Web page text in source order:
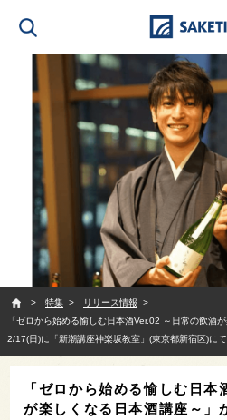
特集
リリース情報
「ゼロから始める愉しむ日本酒Ver.02 ～日常の飲酒
2/17(日)に「新潮講座神楽坂教室」(東京都新宿区)に
「ゼロから始める愉しむ日
が楽しくなる日本酒講座～